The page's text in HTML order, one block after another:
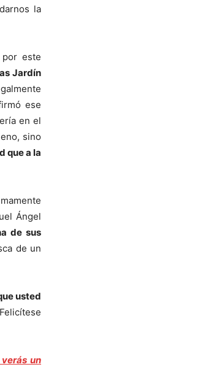
la
este
Jardín
ese
en el
sino
que a la
Ángel
de sus
de un
usted
un